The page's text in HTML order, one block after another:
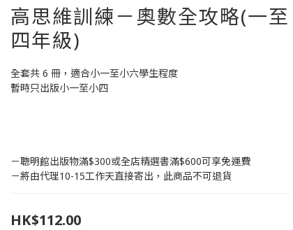
高思維訓練－奧數全攻略(一至
四年級)
全套共 6 冊，適合小一至小六學生程度
暫時只出版小一至小四
－聰明館出版物滿$300或全店精選書滿$600可享免運費
－將由代理10-15工作天直接寄出，此商品不可退貨
HK$112.00